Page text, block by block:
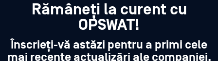
Rămâneți la curent cu
OPSWAT!
Înscrieți-vă astăzi pentru a primi cele
mai recente actualizări ale companiei,